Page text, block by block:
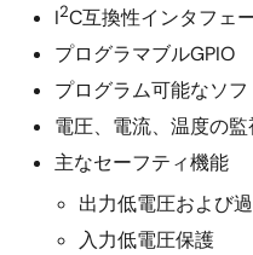
I2C互換性インタフェ
プログラマブルGPIO
プログラム可能なソフ
電圧、電流、温度の監
主なセーフティ機能
出力低電圧および
入力低電圧保護